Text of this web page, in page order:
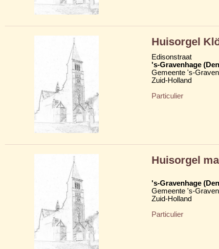
Huisorgel
Edisonstraat
's-Gravenhage
Gemeente 's-
Zuid-Holland
Particulier
Huisorgel
's-Gravenhage
Gemeente 's-
Zuid-Holland
Particulier